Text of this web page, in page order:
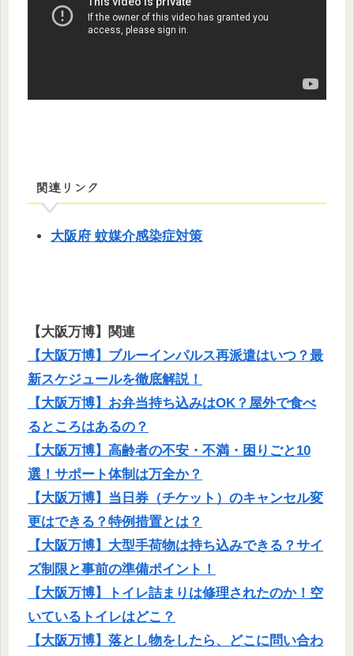
関連リンク
大阪府 蚊媒介感染症対策
【大阪万博】関連
【大阪万博】ブルーインパルス再派遣はいつ？最
新スケジュールを徹底解説！
【大阪万博】お弁当持ち込みはOK？屋外で食べ
るところはあるの？
【大阪万博】高齢者の不安・不満・困りごと10
選！サポート体制は万全か？
【大阪万博】当日券（チケット）のキャンセル変
更はできる？特例措置とは？
【大阪万博】大型手荷物は持ち込みできる？サイ
ズ制限と事前の準備ポイント！
【大阪万博】トイレ詰まりは修理されたのか！空
いているトイレはどこ？
【大阪万博】落とし物をしたら、どこに問い合わ